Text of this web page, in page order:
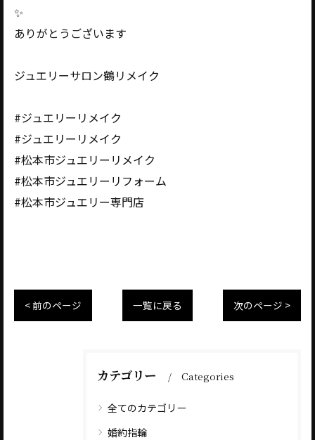
✨️
ありがとうございます
ジュエリーサロン鶴リメイク
#ジュエリーリメイク
#ジュエリーリメイク
#松本市ジュエリーリメイク
#松本市ジュエリーリフォーム
#松本市ジュエリー専門店
< 前のページ 一覧に戻る 次のページ >
カテゴリー Categories
全てのカテゴリー
婚約指輪